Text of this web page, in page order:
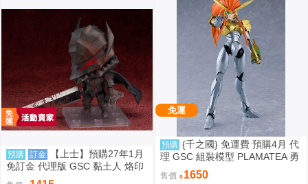
預購 訂金
【上士】預購27年1月
免訂金 代理版 GSC 黏土人 烙印
勇士 凱茲 狂戰士鎧甲Ver. BLOO
免運
預購 {千之國} 免運費 預購4月 代
理 GSC 組裝模型 PLAMATEA 勇
者王 獅子王凱 約16公分 9月10日
截止
售價 1650